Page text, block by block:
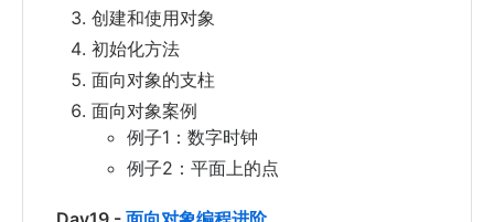
创建和使用对象
初始化方法
面向对象的支柱
面向对象案例
例子1：数字时钟
例子2：平面上的点